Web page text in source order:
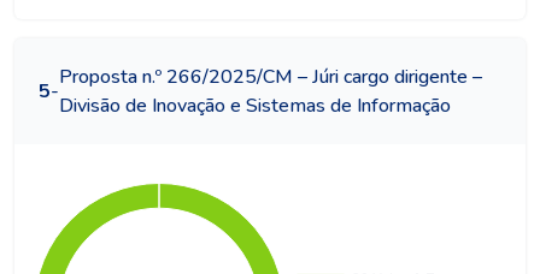
5-
Proposta n.º 266/2025/CM – Júri cargo dirigente –
Divisão de Inovação e Sistemas de Informação